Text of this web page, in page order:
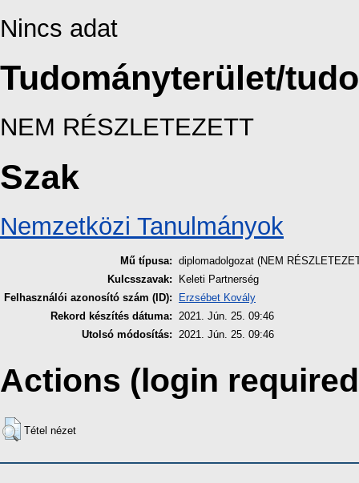
Nincs adat
Tudományterület/
NEM RÉSZLETEZETT
Szak
Nemzetközi Tanulmányok
Mű típusa: diplomadolgozat (NEM
Kulcsszavak:
Keleti Partnerség
Felhasználói azonosító szám (ID):
Erzsébet Kovály
Rekord készítés dátuma: 2021. Jún. 25. 09:46
Utolsó módosítás: 2021. Jún. 25. 09:46
Actions (login
Tétel nézet